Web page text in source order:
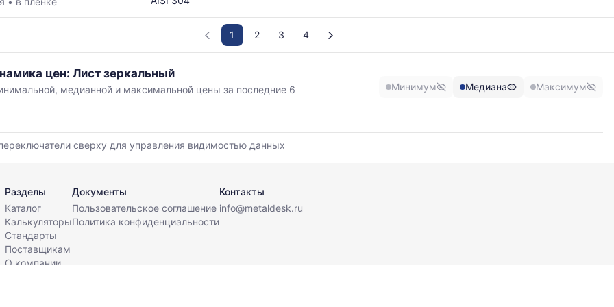
1 2 3 4
цен: Лист зеркальный
медианной и максимальной цены за последние 6
Минимум Медиана Максимум
сверху для управления видимостью данных
Разделы
Каталог
Калькуляторы
Стандарты
Поставщикам
О компании
Документы
Пользовательское соглашение
Политика конфиденциальности
Контакты
info@metaldesk.ru